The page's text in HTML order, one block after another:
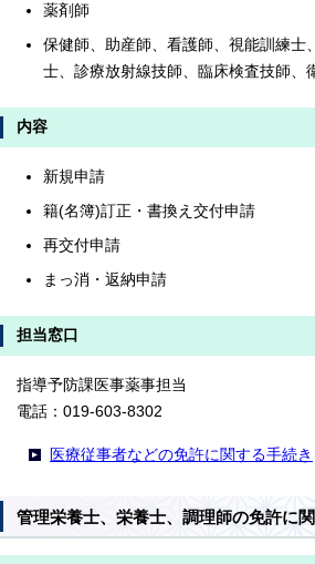
薬剤師
保健師、助産師、看護師、視能訓練士
士、診療放射線技師、臨床検査技師、
内容
新規申請
籍(名簿)訂正・書換え交付申請
再交付申請
まっ消・返納申請
担当窓口
指導予防課医事薬事担当
電話：019-603-8302
医療従事者などの免許に関する手続き
管理栄養士、栄養士、調理師の免許に